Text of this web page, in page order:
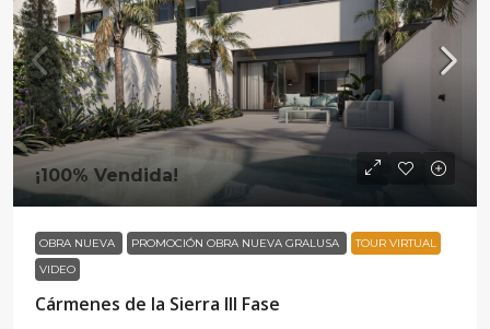
¡100% Vendida!
OBRA NUEVA PROMOCIÓN OBRA NUEVA GRALUSA
TOUR VIRTUAL
VIDEO
Cármenes de la Sierra III Fase